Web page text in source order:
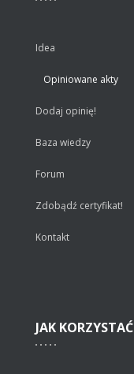
Idea
Opiniowane akty
Dodaj opinię!
Baza wiedzy
Forum
Zdobądź certyfikat!
Kontakt
JAK KORZYSTAĆ